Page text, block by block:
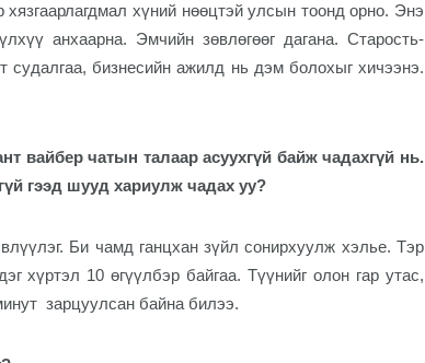
хүний нөөцтэй улсын тоонд орно. Энэ
анхаарна. Эмчийн зөвлөгөөг дагана. Старость-
судалгаа, бизнесийн ажилд нь дэм болохыг хичээнэ.
вайбер чатын талаар асуухгүй байж чадахгүй нь.
гээд шууд хариулж чадах уу?
Би чамд ганцхан зүйл сонирхуулж хэлье. Тэр
хүртэл 10 өгүүлбэр байгаа. Түүнийг олон гар утас,
зарцуулсан байна билээ.